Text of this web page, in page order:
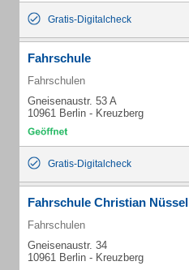
Gratis-Digitalcheck
Fahrschule
Fahrschulen
Gneisenaustr. 53 A
10961 Berlin - Kreuzberg
Gratis-Digitalcheck
Fahrschule Christian Nüssel
Fahrschulen
Gneisenaustr. 34
10961 Berlin - Kreuzberg